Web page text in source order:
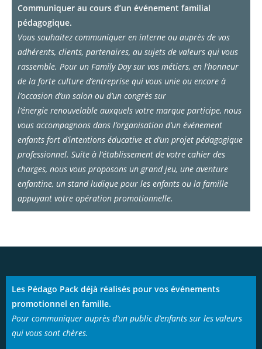
Communiquer au cours d’un événement familial
pédagogique.
Vous souhaitez communiquer en interne ou auprès de vos
adhérents, clients, partenaires, au sujets de valeurs qui vous
rassemble. Pour un Family Day sur vos métiers, en l’honneur
de la forte culture d’entreprise qui vous unie ou encore à
l’occasion d’un salon ou d’un congrès sur
l’énergie renouvelable auxquels votre marque participe, nous
vous accompagnons dans l’organisation d’un événement
enfants fort d’intentions éducative et d’un projet pédagogique
professionnel. Suite à l’établissement de votre cahier des
charges, nous vous proposons un grand jeu, une aventure
enfantine, un stand ludique pour les enfants ou la famille
appuyant votre opération promotionnelle.
Les Pédago Pack déjà réalisés pour vos événements
promotionnel en famille.
Pour communiquer auprès d’un public d’enfants sur les valeurs
qui vous sont chères.